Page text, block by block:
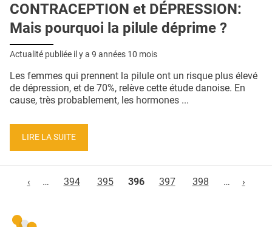
CONTRACEPTION et DÉPRESSION:
Mais pourquoi la pilule déprime ?
Actualité publiée il y a 9 années 10 mois
Les femmes qui prennent la pilule ont un risque plus élevé
de dépression, et de 70%, relève cette étude danoise. En
cause, très probablement, les hormones ...
LIRE LA SUITE
‹
… 394 395 396 397 398 … ›